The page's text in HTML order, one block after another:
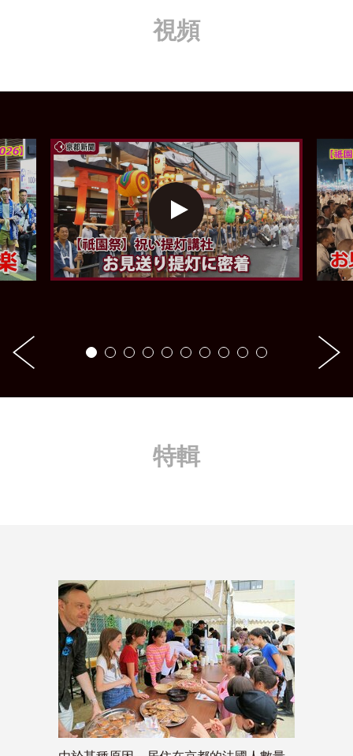
視頻
特輯